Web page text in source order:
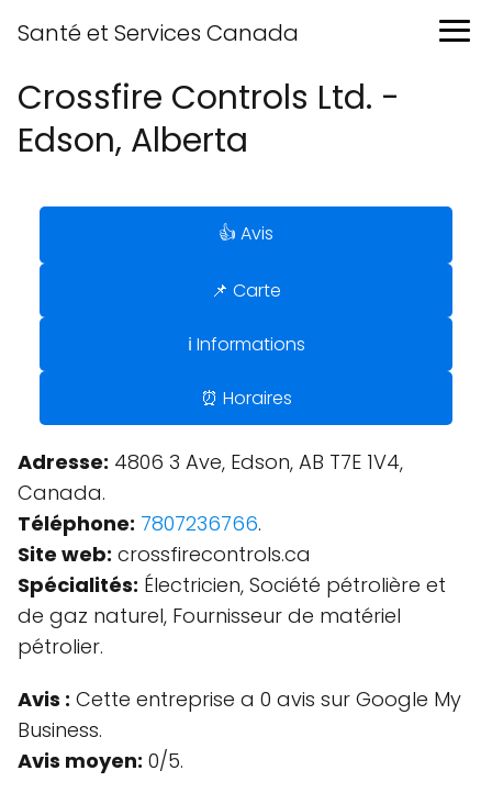
Santé et Services Canada
Crossfire Controls Ltd. -
Edson, Alberta
👍 Avis
📌 Carte
ℹ️ Informations
⏰ Horaires
Adresse: 4806 3 Ave, Edson, AB T7E 1V4,
Canada.
Téléphone: 7807236766.
Site web: crossfirecontrols.ca
Spécialités: Électricien, Société pétrolière et
de gaz naturel, Fournisseur de matériel
pétrolier.
Avis : Cette entreprise a 0 avis sur Google My
Business.
Avis moyen: 0/5.